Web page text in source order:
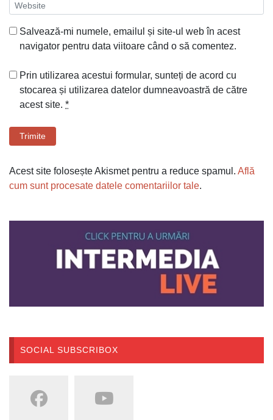
Salvează-mi numele, emailul și site-ul web în acest
navigator pentru data viitoare când o să comentez.
Prin utilizarea acestui formular, sunteți de acord cu
stocarea și utilizarea datelor dumneavoastră de către
acest site. *
Trimite
Acest site folosește Akismet pentru a reduce spamul. Află
cum sunt procesate datele comentariilor tale.
SOCIAL SUBSCRIBOX